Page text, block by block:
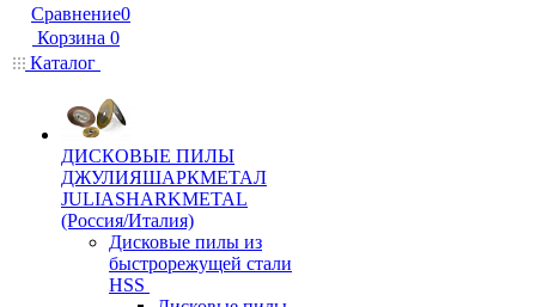
Сравнение0
Корзина 0
Каталог
ДИСКОВЫЕ ПИЛЫ
ДЖУЛИЯШАРКМЕТАЛ
JULIASHARKMETAL
(Россия/Италия)
Дисковые пилы из
быстрорежущей стали
HSS